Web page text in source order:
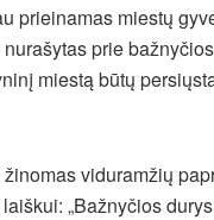
prieinamas miestų
prie
miestą būtų
viduramžių
„Bažnyčios